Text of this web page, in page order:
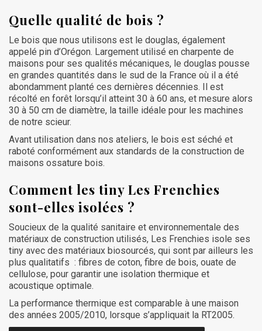
Quelle qualité de bois ?
Le bois que nous utilisons est le douglas, également
appelé pin d’Orégon. Largement utilisé en charpente de
maisons pour ses qualités mécaniques, le douglas pousse
en grandes quantités dans le sud de la France où il a été
abondamment planté ces dernières décennies. Il est
récolté en forêt lorsqu’il atteint 30 à 60 ans, et mesure alors
30 à 50 cm de diamètre, la taille idéale pour les machines
de notre scieur.
Avant utilisation dans nos ateliers, le bois est séché et
raboté conformément aux standards de la construction de
maisons ossature bois.
Comment les tiny Les Frenchies
sont-elles isolées ?
Soucieux de la qualité sanitaire et environnementale des
matériaux de construction utilisés, Les Frenchies isole ses
tiny avec des matériaux biosourcés, qui sont par ailleurs les
plus qualitatifs : fibres de coton, fibre de bois, ouate de
cellulose, pour garantir une isolation thermique et
acoustique optimale.
La performance thermique est comparable à une maison
des années 2005/2010, lorsque s’appliquait la RT2005.